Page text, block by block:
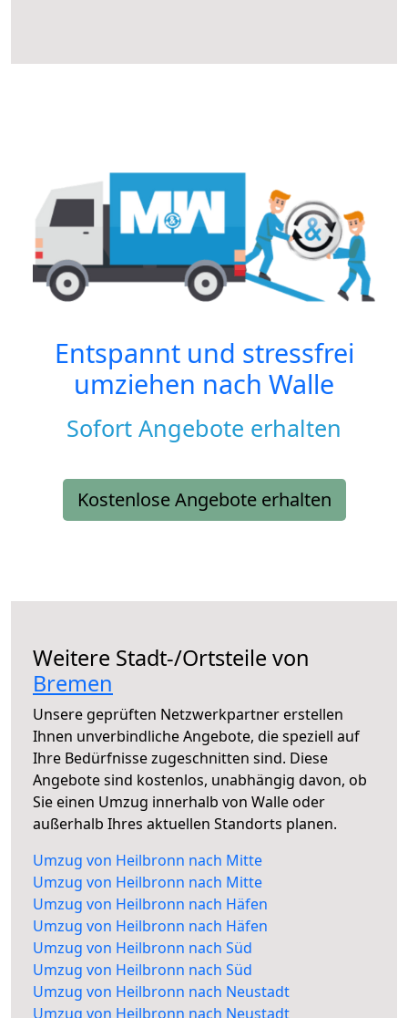
Entspannt und stressfrei
umziehen nach Walle
Sofort Angebote erhalten
Kostenlose Angebote erhalten
Weitere Stadt-/Ortsteile von
Bremen
Unsere geprüften Netzwerkpartner erstellen
Ihnen unverbindliche Angebote, die speziell auf
Ihre Bedürfnisse zugeschnitten sind. Diese
Angebote sind kostenlos, unabhängig davon, ob
Sie einen Umzug innerhalb von Walle oder
außerhalb Ihres aktuellen Standorts planen.
Umzug von Heilbronn nach Mitte
Umzug von Heilbronn nach Mitte
Umzug von Heilbronn nach Häfen
Umzug von Heilbronn nach Häfen
Umzug von Heilbronn nach Süd
Umzug von Heilbronn nach Süd
Umzug von Heilbronn nach Neustadt
Umzug von Heilbronn nach Neustadt